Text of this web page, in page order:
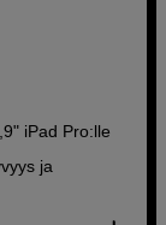
iPad Pro:lle
ja